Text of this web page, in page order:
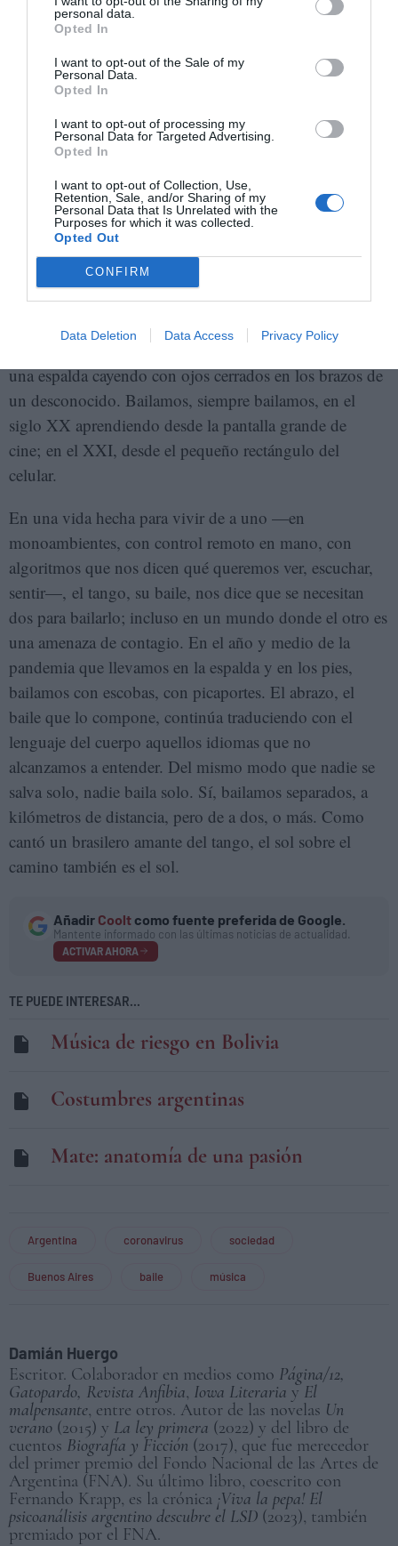
personal data.
Opted In
I want to opt-out of the Sale of my
Personal Data.
Opted In
I want to opt-out of processing my
Personal Data for Targeted Advertising.
Opted In
I want to opt-out of Collection, Use,
Retention, Sale, and/or Sharing of my
Personal Data that Is Unrelated with the
Purposes for which it was collected.
Opted Out
CONFIRM
Data Deletion Data Access Privacy Policy
El filósofo argentino Gustavo Varela, estudioso del tango, en su casa
de Buenos Aires. G.V.
El tango es cuerpo a cuerpo, transpiración, piel con
piel, mano en la cintura, labios rozando un cuello ajeno,
una espalda cayendo con ojos cerrados en los brazos de
un desconocido. Bailamos, siempre bailamos, en el
siglo XX aprendiendo desde la pantalla grande de
cine; en el XXI, desde el pequeño rectángulo del
celular.
En una vida hecha para vivir de a uno —en
monoambientes, con control remoto en mano, con
algoritmos que nos dicen qué queremos ver, escuchar,
sentir—, el tango, su baile, nos dice que se necesitan
dos para bailarlo; incluso en un mundo donde el otro es
una amenaza de contagio. En el año y medio de la
pandemia que llevamos en la espalda y en los pies,
bailamos con escobas, con picaportes. El abrazo, el
baile que lo compone, continúa traduciendo con el
lenguaje del cuerpo aquellos idiomas que no
alcanzamos a entender. Del mismo modo que nadie se
salva solo, nadie baila solo. Sí, bailamos separados, a
kilómetros de distancia, pero de a dos, o más. Como
cantó un brasilero amante del tango, el sol sobre el
camino también es el sol.
Añadir Coolt como fuente preferida de Google.
Mantente informado con las últimas noticias de actualidad.
ACTIVAR AHORA
TE PUEDE INTERESAR...
Música de riesgo en Bolivia
Costumbres argentinas
Mate: anatomía de una pasión
Argentina coronavirus sociedad
Buenos Aires baile música
Damián Huergo
Escritor. Colaborador en medios como Página/12,
Gatopardo, Revista Anfibia, Iowa Literaria y El
malpensante, entre otros. Autor de las novelas Un
verano (2015) y La ley primera (2022) y del libro de
cuentos Biografía y Ficción (2017), que fue merecedor
del primer premio del Fondo Nacional de las Artes de
Argentina (FNA). Su último libro, coescrito con
Fernando Krapp, es la crónica ¡Viva la pepa! El
psicoanálisis argentino descubre el LSD (2023), también
premiado por el FNA.